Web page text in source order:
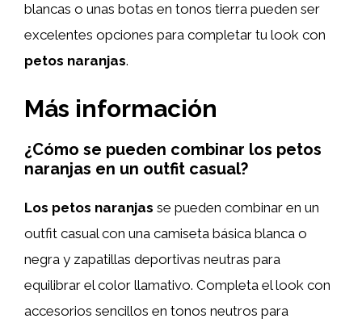
blancas o unas botas en tonos tierra pueden ser
excelentes opciones para completar tu look con
petos naranjas.
Más información
¿Cómo se pueden combinar los petos
naranjas en un outfit casual?
Los petos naranjas se pueden combinar en un
outfit casual con una camiseta básica blanca o
negra y zapatillas deportivas neutras para
equilibrar el color llamativo. Completa el look con
accesorios sencillos en tonos neutros para